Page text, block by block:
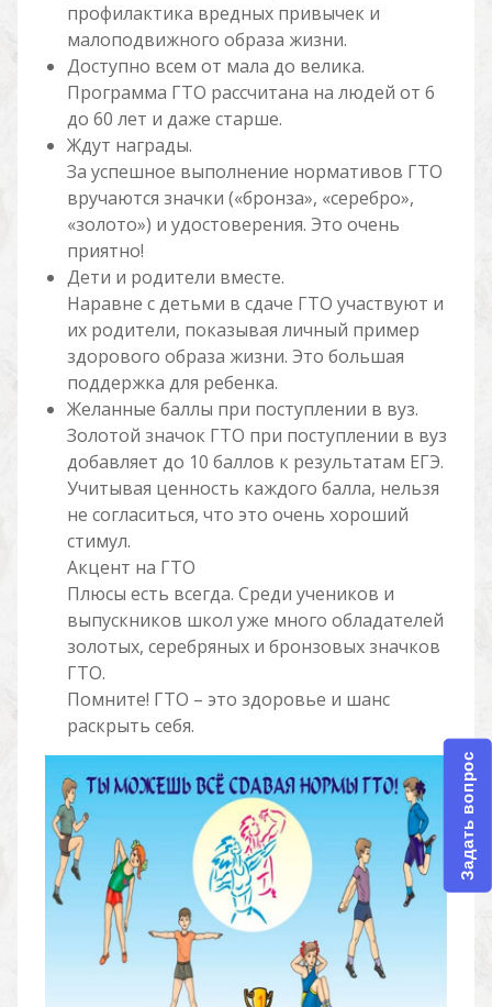
профилактика вредных привычек и
малоподвижного образа жизни.
Доступно всем от мала до велика.
Программа ГТО рассчитана на людей от 6
до 60 лет и даже старше.
Ждут награды.
За успешное выполнение нормативов ГТО
вручаются значки («бронза», «серебро»,
«золото») и удостоверения. Это очень
приятно!
Дети и родители вместе.
Наравне с детьми в сдаче ГТО участвуют и
их родители, показывая личный пример
здорового образа жизни. Это большая
поддержка для ребенка.
Желанные баллы при поступлении в вуз.
Золотой значок ГТО при поступлении в вуз
добавляет до 10 баллов к результатам ЕГЭ.
Учитывая ценность каждого балла, нельзя
не согласиться, что это очень хороший
стимул.
Акцент на ГТО
Плюсы есть всегда. Среди учеников и
выпускников школ уже много обладателей
золотых, серебряных и бронзовых значков
ГТО.
Помните! ГТО – это здоровье и шанс
раскрыть себя.
Задать вопрос